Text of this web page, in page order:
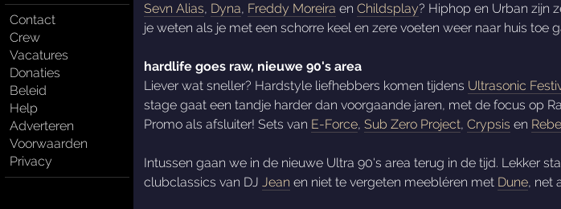
Contact
Crew
Vacatures
Donaties
Beleid
Help
Adverteren
Voorwaarden
Privacy
Sevn Alias, Dyna, Freddy Moreira en Childsplay? Hiphop en Urban zijn
je weten als je met een schorre keel en zere voeten weer naar huis toe
hardlife goes raw, nieuwe 90's area
Liever wat sneller? Hardstyle liefhebbers komen tijdens Ultrasonic
stage gaat een tandje harder dan voorgaande jaren, met de focus op
Promo als afsluiter! Sets van E-Force, Sub Zero Project, Crypsis en
Intussen gaan we in de nieuwe Ultra 90's area terug in de tijd. Lekker
clubclassics van DJ Jean en niet te vergeten meebléren met Dune, net